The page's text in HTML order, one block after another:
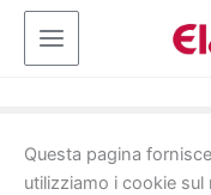
contenuto
Questa pagina
utilizziamo i cookie